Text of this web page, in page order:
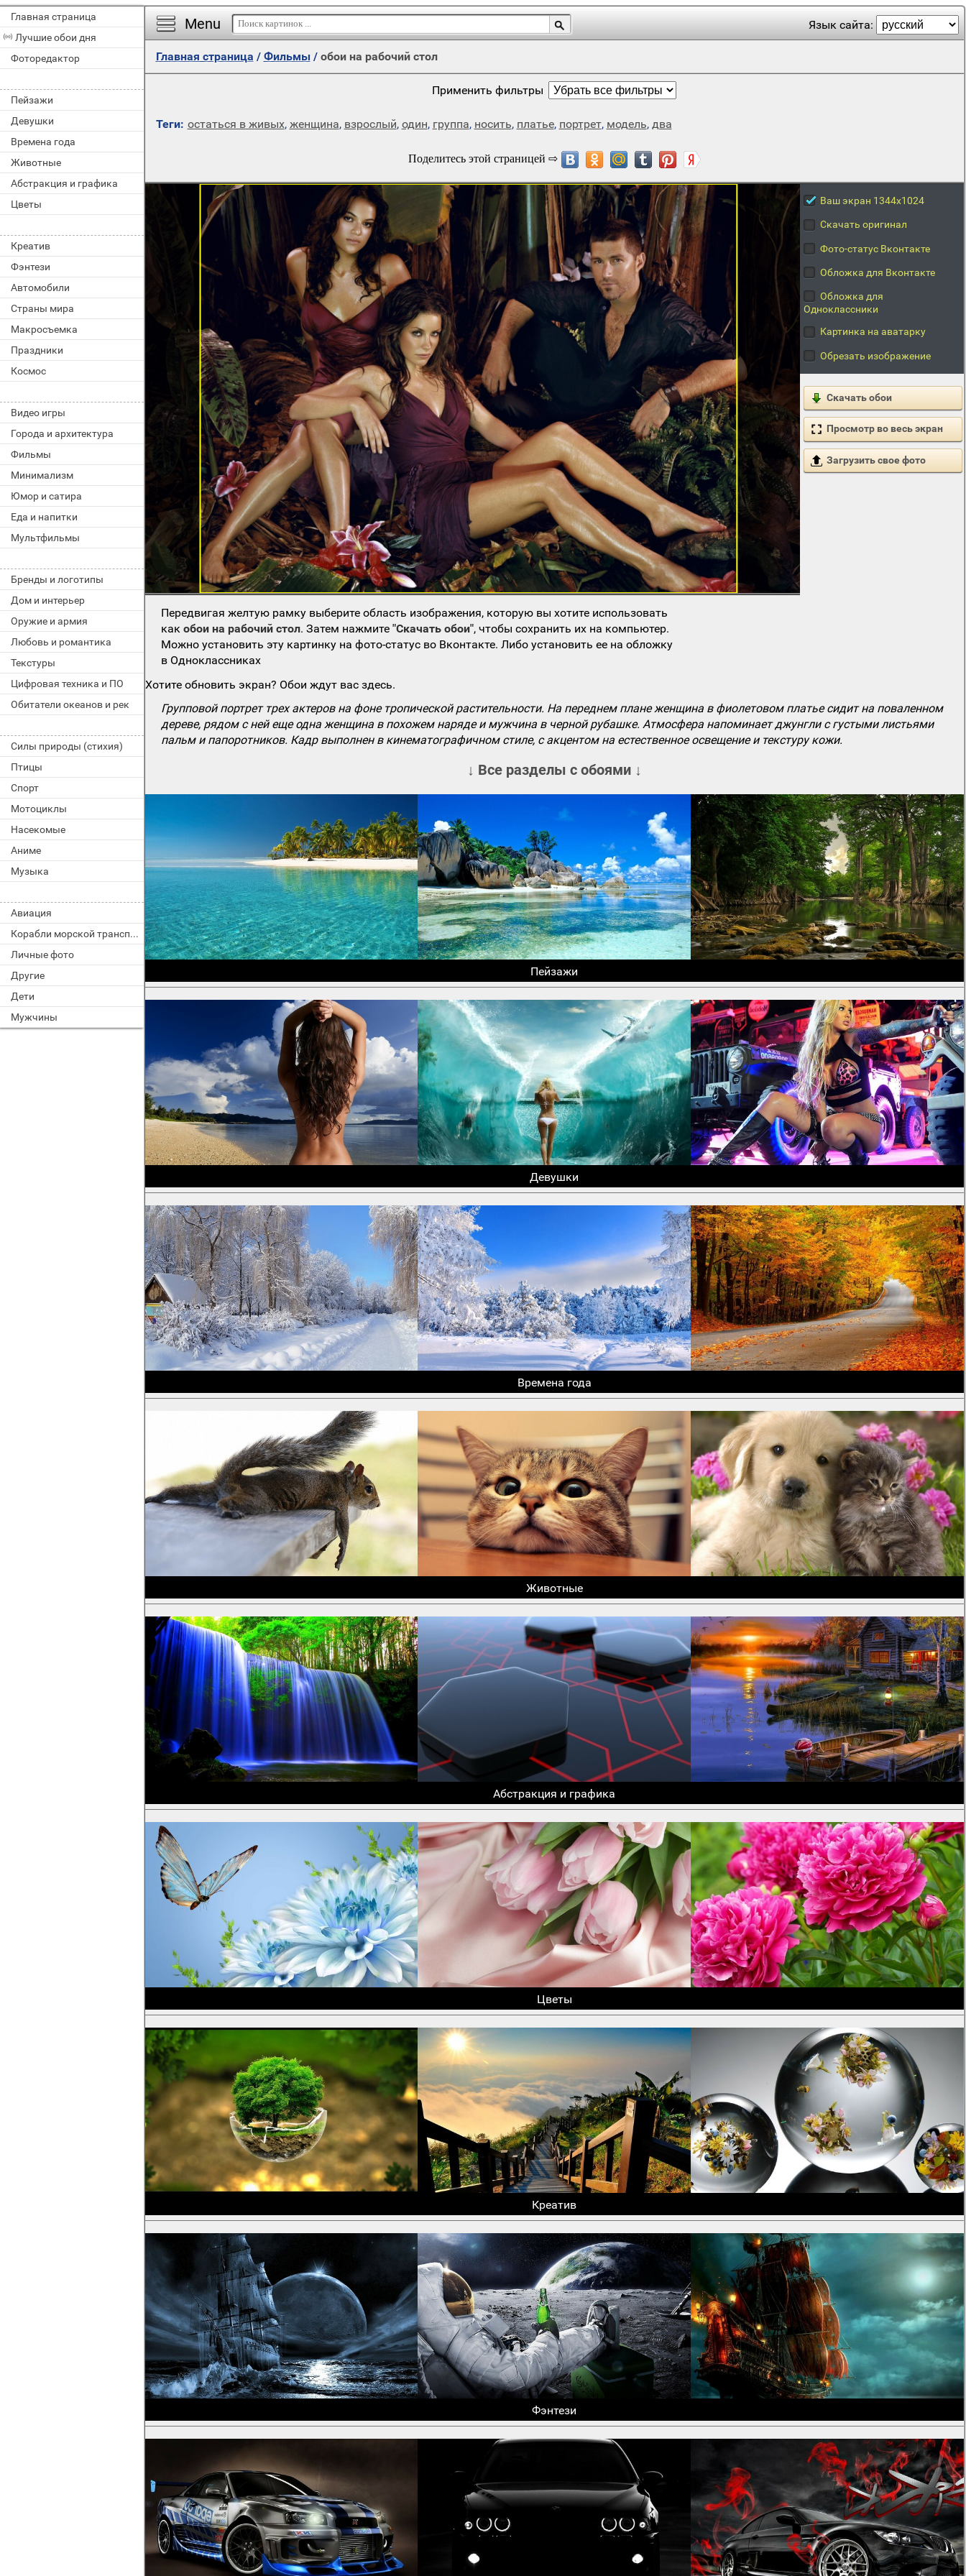
Главная страница
Лучшие обои дня
Фоторедактор
Пейзажи
Девушки
Времена года
Животные
Абстракция и графика
Цветы
Креатив
Фэнтези
Автомобили
Страны мира
Макросъемка
Праздники
Космос
Видео игры
Города и архитектура
Фильмы
Минимализм
Юмор и сатира
Еда и напитки
Мультфильмы
Бренды и логотипы
Дом и интерьер
Оружие и армия
Любовь и романтика
Текстуры
Цифровая техника и ПО
Обитатели океанов и рек
Силы природы (стихия)
Птицы
Спорт
Мотоциклы
Насекомые
Аниме
Музыка
Авиация
Корабли морской транспорт
Личные фото
Другие
Дети
Мужчины
Menu Язык сайта:
Главная страница / Фильмы/ обои на рабочий стол
Применить фильтры
Теги: остаться в живых, женщина, взрослый, один, группа, носить, платье, портрет, модель, два
Ваш экран 1344x1024
Скачать оригинал
Фото-статус Вконтакте
Обложка для Вконтакте
Обложка для
Одноклассники
Картинка на аватарку
Обрезать изображение
Скачать обои
Просмотр во весь экран
Загрузить свое фото
Передвигая желтую рамку выберите область изображения, которую вы хотите использовать
какобои на рабочий стол. Затем нажмите"Скачать обои", чтобы сохранить их на компьютер.
Можно установить эту картинку на фото-статус во Вконтакте. Либо установить ее на обложку
в Одноклассниках
Хотите обновить экран? Обои ждут вас здесь.
Групповой портрет трех актеров на фоне тропической растительности. На переднем плане женщина в фиолетовом платье сидит на поваленном
дереве, рядом с ней еще одна женщина в похожем наряде и мужчина в черной рубашке. Атмосфера напоминает джунгли с густыми листьями
пальм и папоротников. Кадр выполнен в кинематографичном стиле, с акцентом на естественное освещение и текстуру кожи.
↓ Все разделы с обоями ↓
Пейзажи
Девушки
Времена года
Животные
Абстракция и графика
Цветы
Креатив
Фэнтези